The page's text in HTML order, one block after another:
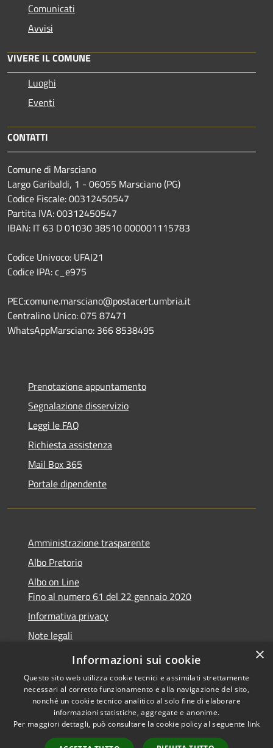
Comunicati
Avvisi
VIVERE IL COMUNE
Luoghi
Eventi
CONTATTI
Comune di Marsciano
Largo Garibaldi, 1 - 06055 Marsciano (PG)
Codice Fiscale: 00312450547
Partita IVA: 00312450547
IBAN: IT 63 D 01030 38510 000001115783
Codice Univoco: UFAI21
Codice IPA: c_e975
PEC:comune.marsciano@postacert.umbria.it
Centralino Unico: 075 87471
WhatsAppMarsciano: 366 8538495
Prenotazione appuntamento
Segnalazione disservizio
Leggi le FAQ
Richiesta assistenza
Mail Box 365
Portale dipendente
Amministrazione trasparente
Albo Pretorio
Albo on Line
Fino al numero 61 del 22 gennaio 2020
Informativa privacy
Note legali
Dichiarazione di accessibilità
Accessibilità
Copyright © 2026 • Comune di
Marsciano • Powered by
×
Informazioni sui cookie
Questo sito web utilizza cookie tecnici e assimilati strettamente
necessari al corretto funzionamento e alla navigazione del sito,
nonché un cookie tecnico analitico al solo fine di elaborare
informazioni statistiche, aggregate e anonime.
Per maggiori dettagli, può consultare la cookie policy al seguente link